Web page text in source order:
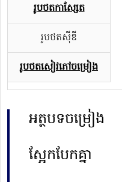
រូបថតកាសែ្សត
រូបថតស៊ីឌី
រូបថតសៀវភៅចម្រៀង
អត្ថបទចម្រៀង
ស្អែកបែកគ្នា